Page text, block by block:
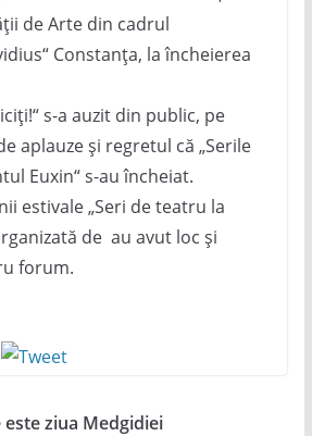
de Arte din cadrul
Constanța, la încheierea
s-a auzit din public, pe
aplauze și regretul că „Serile
Euxin“ s-au încheiat.
estivale „Seri de teatru la
de au avut loc și
forum.
ziua Medgidiei